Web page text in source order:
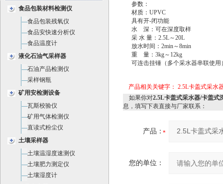
食品包装材料检测仪
食品包装残氧仪
食品安快速分析仪
食品温度计
液化石油气采样器
石油产品检测仪
采样钢瓶
矿用安检测设备
瓦斯校验仪
矿用气体检测仪
直读式粉尘仪
土壤采样器
土壤温湿度速测仪
土壤肥力测定仪
土壤湿度计
参数：
材质：UPVC
具有开-闭功能
水 深：可在深度取样
采 水 量：2.5L～20L
放水时间：2min～8min
重 量：3kg～12kg
可连击挂锤（多个采水器串联使用
产品相关关键字： 2.5L卡盖式采水
如果你对2.5L卡盖式采水器/卡盖式
息，填写下表直接与厂家联系：
产品：
您的单位：